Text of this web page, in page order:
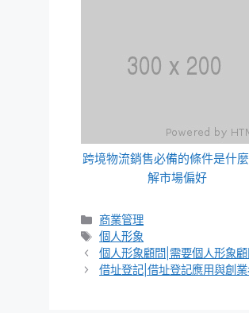
跨境物流銷售必備的條件是什
解市場偏好
分
類
商業管理
標
籤
個人形象
個人形象顧問|需要個人形象
借址登記|借址登記應用與創